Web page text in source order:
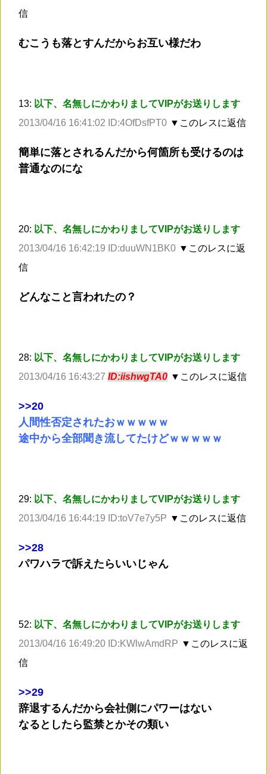
信
むこうも落とすんだからお互い様だわ
13: 以下、名無しにかわりましてVIPがお送りします
2013/04/16 16:41:02 ID:4OfDsfPT0 ▼このレスに返信
簡単に落とされるんだから何箇所も受けるのは
普通なのにな
20: 以下、名無しにかわりましてVIPがお送りします
2013/04/16 16:42:19 ID:duuWN1BK0 ▼このレスに返
信
どんなこと言われたの？
28: 以下、名無しにかわりましてVIPがお送りします
2013/04/16 16:43:27 ID:iishwgTA0 ▼このレスに返信
>>20
人間性否定されたおｗｗｗｗｗ
途中から全部聞き流してたけどｗｗｗｗｗ
29: 以下、名無しにかわりましてVIPがお送りします
2013/04/16 16:44:19 ID:toV7e7y5P ▼このレスに返信
>>28
パワハラで訴えたらいいじゃん
52: 以下、名無しにかわりましてVIPがお送りします
2013/04/16 16:49:20 ID:KWlwAmdRP ▼このレスに返
信
>>29
辞退するんだから会社側にパワーはない
なるとしたら監禁とかその類い